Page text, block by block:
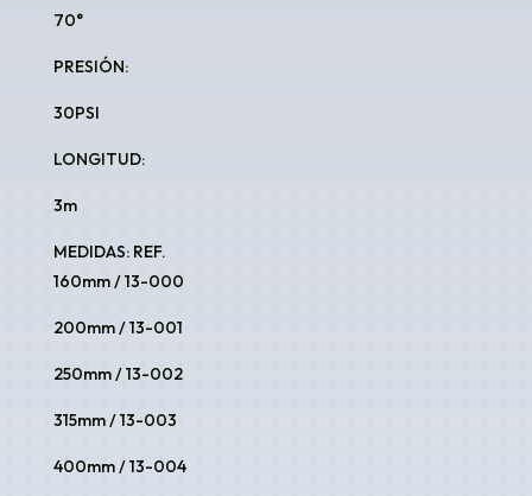
70°
PRESIÓN:
30PSI
LONGITUD:
3m
MEDIDAS: REF.
160mm / 13-000
200mm / 13-001
250mm / 13-002
315mm / 13-003
400mm / 13-004